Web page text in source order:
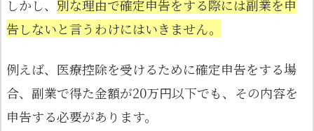
しかし、 別な理由で確定申告をする際には副業を申
告しないと言うわけにはいきません。
例えば、医療控除を受けるために確定申告をする場
合、副業で得た金額が20万円以下でも、その内容を
申告する必要があります。